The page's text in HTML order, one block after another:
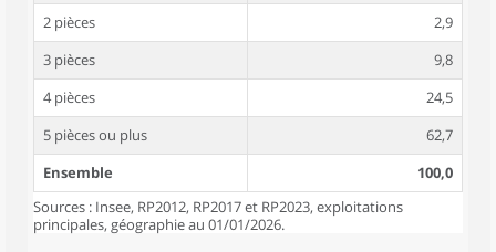
2 pièces
2,9
3 pièces
9,8
4 pièces
24,5
5 pièces ou plus
62,7
Ensemble
100,0
Sources : Insee, RP2012, RP2017 et RP2023, exploitations
principales, géographie au 01/01/2026.